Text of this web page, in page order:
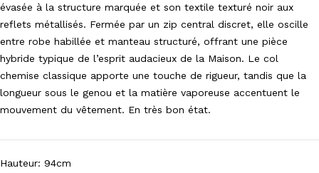
évasée à la structure marquée et son textile texturé noir aux
reflets métallisés. Fermée par un zip central discret, elle oscille
entre robe habillée et manteau structuré, offrant une pièce
hybride typique de l’esprit audacieux de la Maison. Le col
chemise classique apporte une touche de rigueur, tandis que la
longueur sous le genou et la matière vaporeuse accentuent le
mouvement du vêtement. En très bon état.
Hauteur: 94cm